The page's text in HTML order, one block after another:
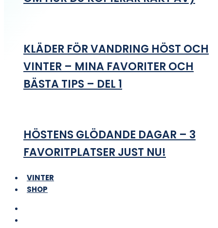
KLÄDER FÖR VANDRING HÖST OCH
VINTER – MINA FAVORITER OCH
BÄSTA TIPS – DEL 1
HÖSTENS GLÖDANDE DAGAR – 3
FAVORITPLATSER JUST NU!
VINTER
SHOP